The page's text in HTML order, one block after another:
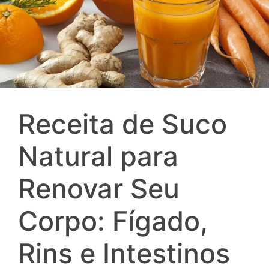
Receita de Suco
Natural para
Renovar Seu
Corpo: Fígado,
Rins e Intestinos